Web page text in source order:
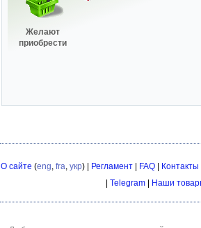
Желают
приобрести
О сайте (eng, fra, укр) | Регламент| FAQ| Контакты
Telegram Наши